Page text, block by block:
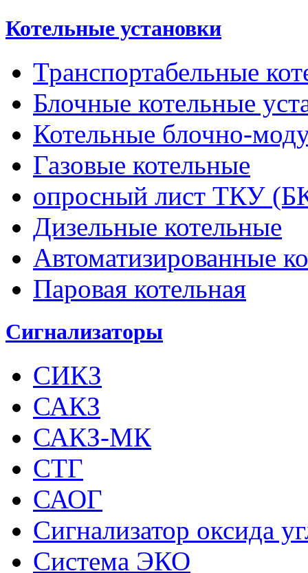
Котельные установки
Транспортабельные
Блочные котельные
Котельные блочно-
Газовые котельные
опросный лист ТКУ
Дизельные котельные
Автоматизированные
Паровая котельная
Сигнализаторы
СИКЗ
САКЗ
САКЗ-МК
СТГ
САОГ
Сигнализатор оксида
Система ЭКО